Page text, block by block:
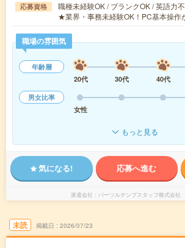
応募資格
職種未経験OK / ブランクOK / 英語力
★業界・事務未経験OK！PC基本操作
職場の雰囲気
年齢層
20代
30代 40代
男女比率
女性
もっと見る
気になる! 応募へ進む
派遣会社 パーソルテンプスタッフ株式会社
未読 掲載日 2026/07/23